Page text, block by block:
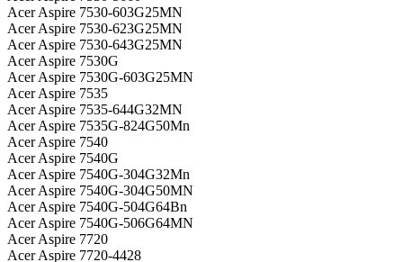
Acer Aspire 7530-603G25MN
Acer Aspire 7530-623G25MN
Acer Aspire 7530-643G25MN
Acer Aspire 7530G
Acer Aspire 7530G-603G25MN
Acer Aspire 7535
Acer Aspire 7535-644G32MN
Acer Aspire 7535G-824G50Mn
Acer Aspire 7540
Acer Aspire 7540G
Acer Aspire 7540G-304G32Mn
Acer Aspire 7540G-304G50MN
Acer Aspire 7540G-504G64Bn
Acer Aspire 7540G-506G64MN
Acer Aspire 7720
Acer Aspire 7720-4428